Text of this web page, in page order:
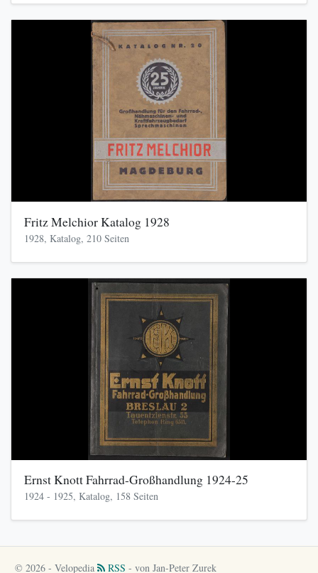
Fritz Melchior Katalog 1928
1928, Katalog, 210 Seiten
Ernst Knott Fahrrad-Großhandlung 1924-25
1924 - 1925, Katalog, 158 Seiten
© 2026 - Velopedia RSS - von Jan-Peter Zurek